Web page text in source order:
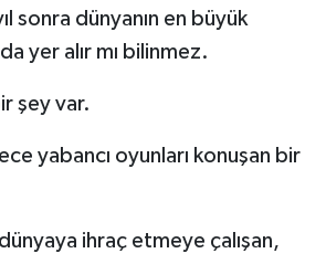
sonra dünyanın en büyük
yer alır mı bilinmez.
şey var.
yabancı oyunları konuşan bir
dünyaya ihraç etmeye çalışan,